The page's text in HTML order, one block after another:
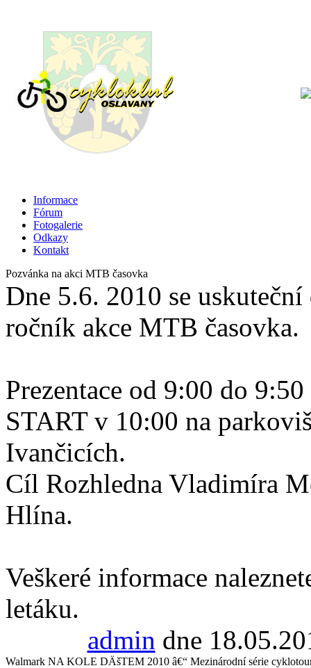
Informace
Fórum
Fotogalerie
Odkazy
Kontakt
Pozvánka na akci MTB časovka
Dne 5.6. 2010 se
ročník akce MTB časovka.
Prezentace od 9:00 do 9:50
START v 10:00 na
Ivančicích.
Cíl Rozhledna Vladimíra
Hlína.
Veškeré informace
letáku.
admin dne
Walmark NA KOLE DÄšTEM 2010 â€“ Mezinárodní série